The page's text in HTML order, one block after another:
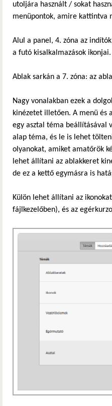
utoljára használt / sokat
menüpontok, amire kattintva
Alul a panel, 4. zóna az
a futó kisalkalmazások ikonjai.
Ablak sarkán a 7. zóna: az
Nagy vonalakban ezek a
kinézetet illetően. A menü és
egy asztal téma beállításával
alap téma, és le is lehet
olyanokat, amiket amatőrök
lehet állítani az ablakkeret
de ez a kettő egymásra is
Külön lehet állítani az
fájlkezelőben), és az